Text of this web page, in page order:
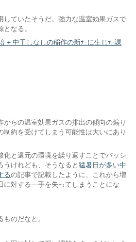
ていたそうだ。強力な温室効果ガスで
なる。
+ 中干しなしの稲作の新たに生じた課
からの温室効果ガスの排出の傾向の煽り
制約を受けてしまう可能性は大いにあり
化と還元の環境を繰り返すことでバッシ
うけれども、そうなると猛暑日が多い中
るの記事で記載したように、これから増
に対する一手を失ってしまうことにな
のだなと。